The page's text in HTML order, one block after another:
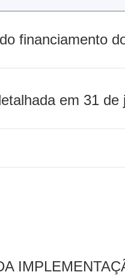
financiamento
em 31 de